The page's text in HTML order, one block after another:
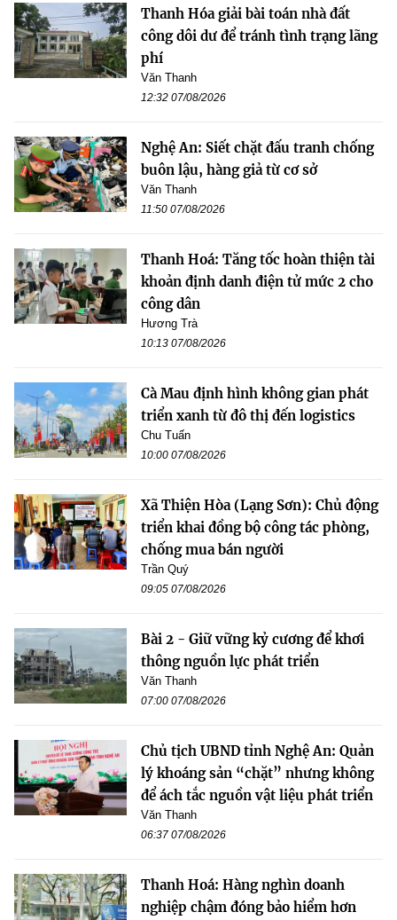
Thanh Hóa giải bài toán nhà đất
công dôi dư để tránh tình trạng lãng
phí
Văn Thanh
12:32 07/08/2026
Nghệ An: Siết chặt đấu tranh chống
buôn lậu, hàng giả từ cơ sở
Văn Thanh
11:50 07/08/2026
Thanh Hoá: Tăng tốc hoàn thiện tài
khoản định danh điện tử mức 2 cho
công dân
Hương Trà
10:13 07/08/2026
Cà Mau định hình không gian phát
triển xanh từ đô thị đến logistics
Chu Tuấn
10:00 07/08/2026
Xã Thiện Hòa (Lạng Sơn): Chủ động
triển khai đồng bộ công tác phòng,
chống mua bán người
Trần Quý
09:05 07/08/2026
Bài 2 - Giữ vững kỷ cương để khơi
thông nguồn lực phát triển
Văn Thanh
07:00 07/08/2026
Chủ tịch UBND tỉnh Nghệ An: Quản
lý khoáng sản “chặt” nhưng không
để ách tắc nguồn vật liệu phát triển
Văn Thanh
06:37 07/08/2026
Thanh Hoá: Hàng nghìn doanh
nghiệp chậm đóng bảo hiểm hơn